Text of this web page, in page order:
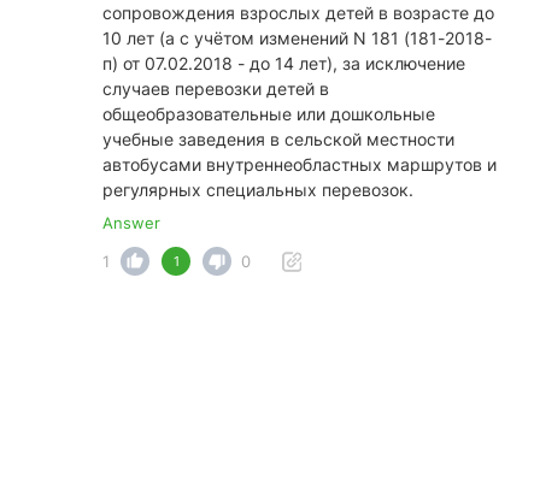
сопровождения взрослых детей в возрасте до
10 лет (а с учётом изменений N 181 (181-2018-
п) от 07.02.2018 - до 14 лет), за исключение
случаев перевозки детей в
общеобразовательные или дошкольные
учебные заведения в сельской местности
автобусами внутреннеобластных маршрутов и
регулярных специальных перевозок.
Answer
1
1 0